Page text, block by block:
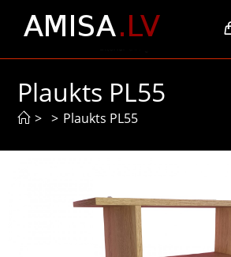
Plaukts PL55
> > Plaukts PL55